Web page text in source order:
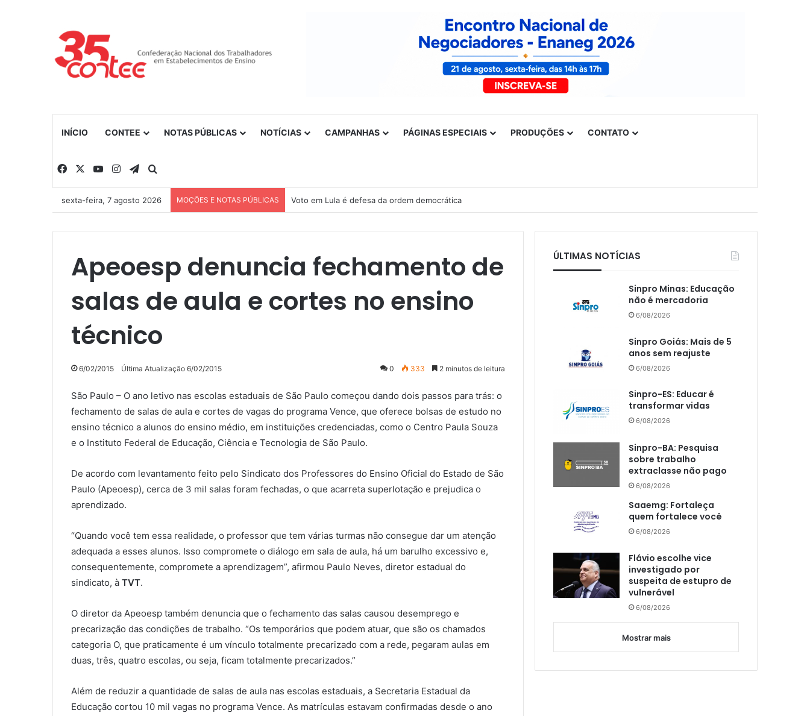
INÍCIO CONTEE NOTAS PÚBLICAS NOTÍCIAS CAMPANHAS PÁGINAS ESPECIAIS PRODUÇÕES CONTATO
Facebook YouTubeInstagramTelegram
sexta-feira, 7 agosto 2026 MOÇÕES E NOTAS PÚBLICAS Voto em Lula é defesa da ordem democrática
Apeoesp denuncia fechamento de
salas de aula e cortes no ensino
técnico
6/02/2015 Última Atualização 6/02/2015 0 333 2 minutos de leitura
São Paulo – O ano letivo nas escolas estaduais de São Paulo começou dando dois passos para trás: o
fechamento de salas de aula e cortes de vagas do programa Vence, que oferece bolsas de estudo no
ensino técnico a alunos do ensino médio, em instituições credenciadas, como o Centro Paula Souza
e o Instituto Federal de Educação, Ciência e Tecnologia de São Paulo.
De acordo com levantamento feito pelo Sindicato dos Professores do Ensino Oficial do Estado de São
Paulo (Apeoesp), cerca de 3 mil salas foram fechadas, o que acarreta superlotação e prejudica o
aprendizado.
“Quando você tem essa realidade, o professor que tem várias turmas não consegue dar um atenção
adequada a esses alunos. Isso compromete o diálogo em sala de aula, há um barulho excessivo e,
consequentemente, compromete a aprendizagem”, afirmou Paulo Neves, diretor estadual do
sindicato, à TVT.
O diretor da Apeoesp também denuncia que o fechamento das salas causou desemprego e
precarização das condições de trabalho. “Os temporários que podem atuar, que são os chamados
categoria O, que praticamente é um vínculo totalmente precarizado com a rede, pegaram aulas em
duas, três, quatro escolas, ou seja, ficam totalmente precarizados.”
Além de reduzir a quantidade de salas de aula nas escolas estaduais, a Secretaria Estadual da
Educação cortou 10 mil vagas no programa Vence. As matrículas estavam confirmadas desde o ano
ÚLTIMAS NOTÍCIAS
Sinpro Minas: Educação
não é mercadoria
6/08/2026
Sinpro Goiás: Mais de 5
anos sem reajuste
6/08/2026
Sinpro-ES: Educar é
transformar vidas
6/08/2026
Sinpro-BA: Pesquisa
sobre trabalho
extraclasse não pago
6/08/2026
Saaemg: Fortaleça
quem fortalece você
6/08/2026
Flávio escolhe vice
investigado por
suspeita de estupro de
vulnerável
6/08/2026
Mostrar mais